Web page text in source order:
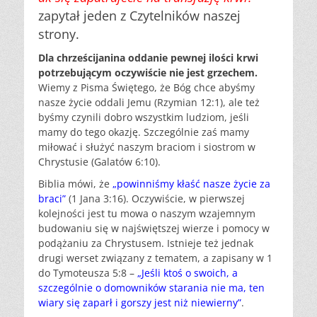
zapytał jeden z Czytelników naszej
strony.
Dla chrześcijanina oddanie pewnej ilości krwi
potrzebującym oczywiście nie jest grzechem.
Wiemy z Pisma Świętego, że Bóg chce abyśmy
nasze życie oddali Jemu (Rzymian 12:1), ale też
byśmy czynili dobro wszystkim ludziom, jeśli
mamy do tego okazję. Szczególnie zaś mamy
miłować i służyć naszym braciom i siostrom w
Chrystusie (Galatów 6:10).
Biblia mówi, że „powinniśmy kłaść nasze życie za
braci” (1 Jana 3:16). Oczywiście, w pierwszej
kolejności jest tu mowa o naszym wzajemnym
budowaniu się w najświętszej wierze i pomocy w
podążaniu za Chrystusem. Istnieje też jednak
drugi werset związany z tematem, a zapisany w 1
do Tymoteusza 5:8 – „Jeśli ktoś o swoich, a
szczególnie o domowników starania nie ma, ten
wiary się zaparł i gorszy jest niż niewierny”.